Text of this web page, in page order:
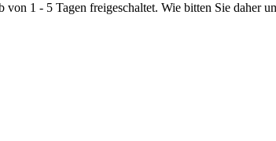
1 - 5 Tagen freigeschaltet. Wie bitten Sie daher